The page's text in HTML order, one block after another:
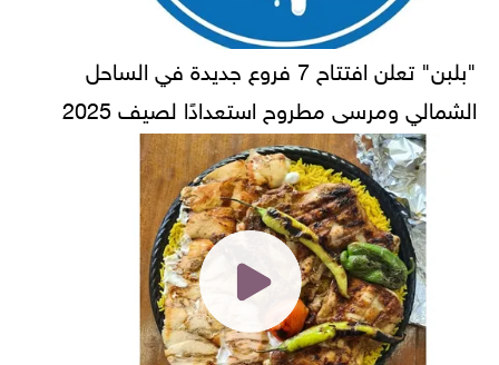
"بلبن" تعلن افتتاح 7 فروع جديدة في الساحل
الشمالي ومرسى مطروح استعدادًا لصيف 2025